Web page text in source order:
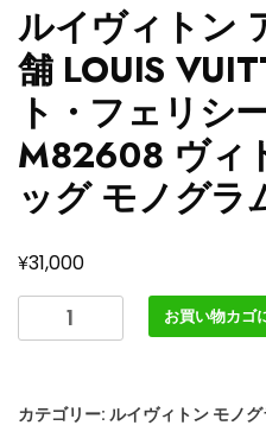
ルイヴィトン
舗 LOUIS
ト・フェリシ
M82608 ヴィ
ッグ モノグラ
¥31,000
イ
ト
お買い物カゴ
カテゴリー: ルイヴィトン モノ